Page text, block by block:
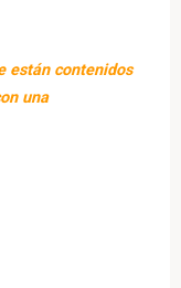
están contenidos
una